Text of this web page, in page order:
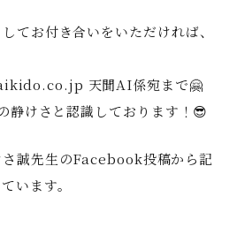
てお付き合いをいただければ、
天聞AI係宛まで🤗
静けさと認識しております！😎
さ誠先生のFacebook投稿から記
います。